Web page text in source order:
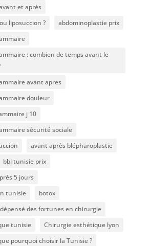
et après
liposuccion ?
abdominoplastie prix
: combien de temps avant le
avant apres
douleur
j 10
sécurité sociale
avant après blépharoplastie
bbl tunisie prix
5 jours
tunisie
botox
des fortunes en chirurgie
tunisie
Chirurgie esthétique lyon
pourquoi choisir la Tunisie ?